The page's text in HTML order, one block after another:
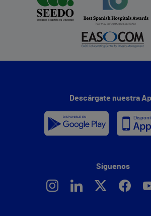
Descárgate nuestra
Síguenos